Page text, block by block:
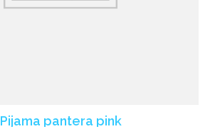
Pijama pantera pink